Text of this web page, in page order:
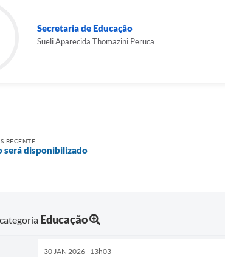
Secretaria de Educação
Sueli Aparecida Thomazini Peruca
RECENTE
será disponibilizado
Educação
30 JAN 2026 - 13h03